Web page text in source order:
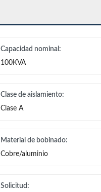
Capacidad nominal:
100KVA
Clase de aislamiento:
Clase A
Material de bobinado:
Cobre/aluminio
Solicitud: